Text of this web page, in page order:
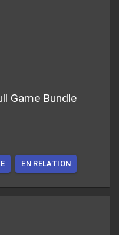
Game Bundle
EN RELATION